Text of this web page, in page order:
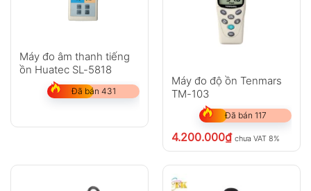
Máy đo âm thanh tiếng
ồn Huatec SL-5818
Đã bán 431
Máy đo độ ồn Tenmars
TM-103
Đã bán 117
4.200.000₫ chưa VAT 8%